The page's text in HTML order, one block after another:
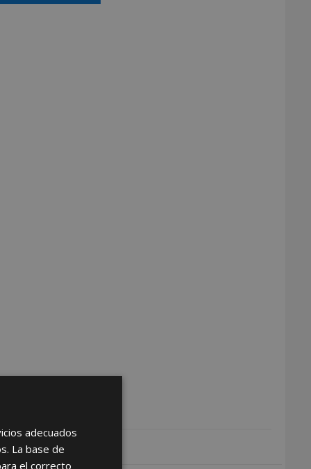
adecuados
La base de
el correcto